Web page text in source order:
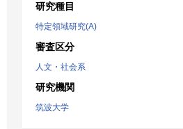
研究種目
特定領域研究(A)
審査区分
人文・社会系
研究機関
筑波大学